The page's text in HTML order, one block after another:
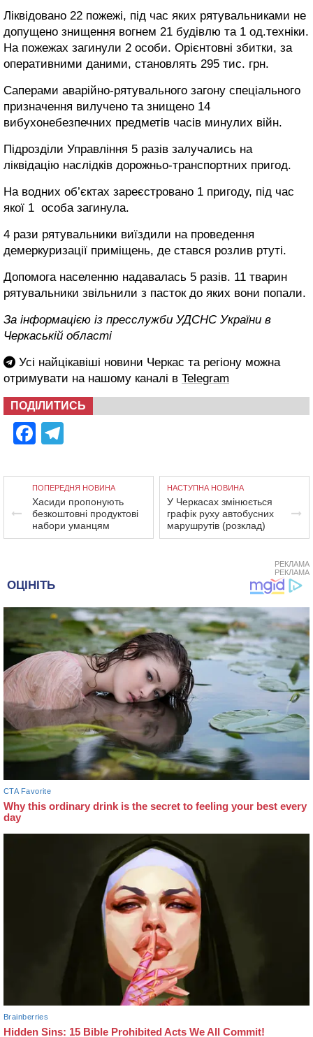
Ліквідовано 22 пожежі, під час яких рятувальниками не
допущено знищення вогнем 21 будівлю та 1 од.техніки.
На пожежах загинули 2 особи. Орієнтовні збитки, за
оперативними даними, становлять 295 тис. грн.
Саперами аварійно-рятувального загону спеціального
призначення вилучено та знищено 14
вибухонебезпечних предметів часів минулих війн.
Підрозділи Управління 5 разів залучались на
ліквідацію наслідків дорожньо-транспортних пригод.
На водних об’єктах зареєстровано 1 пригоду, під час
якої 1 особа загинула.
4 рази рятувальники виїздили на проведення
демеркуризації приміщень, де стався розлив ртуті.
Допомога населенню надавалась 5 разів. 11 тварин
рятувальники звільнили з пасток до яких вони попали.
За інформацією із пресслужби УДСНС України в
Черкаській області
Усі найцікавіші новини Черкас та регіону можна
отримувати на нашому каналі в Telegram
ПОДІЛИТИСЬ
Facebook
ПОПЕРЕДНЯ НОВИНА
Хасиди пропонують
безкоштовні продуктові
набори уманцям
НАСТУПНА НОВИНА
У Черкасах змінюється
графік руху автобусних
марушрутів (розклад)
РЕКЛАМА
РЕКЛАМА